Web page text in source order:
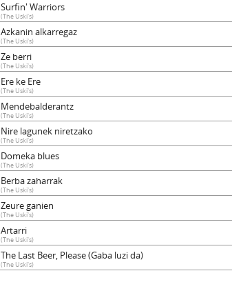
Surfin' Warriors
(The Uski's)
Azkanin alkarregaz
(The Uski's)
Ze berri
(The Uski's)
Ere ke Ere
(The Uski's)
Mendebalderantz
(The Uski's)
Nire lagunek niretzako
(The Uski's)
Domeka blues
(The Uski's)
Berba zaharrak
(The Uski's)
Zeure ganien
(The Uski's)
Artarri
(The Uski's)
The Last Beer, Please (Gaba luzi da)
(The Uski's)